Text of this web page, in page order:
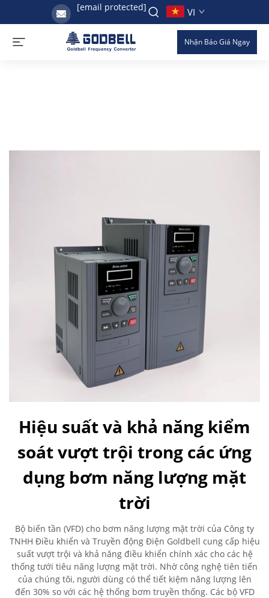
[email protected] VI
Nhận Báo Giá Ngay
Hiệu suất và khả năng kiểm
soát vượt trội trong các ứng
dụng bơm năng lượng mặt
trời
Bộ biến tần (VFD) cho bơm năng lượng mặt trời của Công ty
TNHH Điều khiển và Truyền động Điện Goldbell cung cấp hiệu
suất vượt trội và khả năng điều khiển chính xác cho các hệ
thống tưới tiêu năng lượng mặt trời. Nhờ công nghệ tiên tiến
của chúng tôi, người dùng có thể tiết kiệm năng lượng lên
đến 30% so với các hệ thống bơm truyền thống. Các bộ VFD